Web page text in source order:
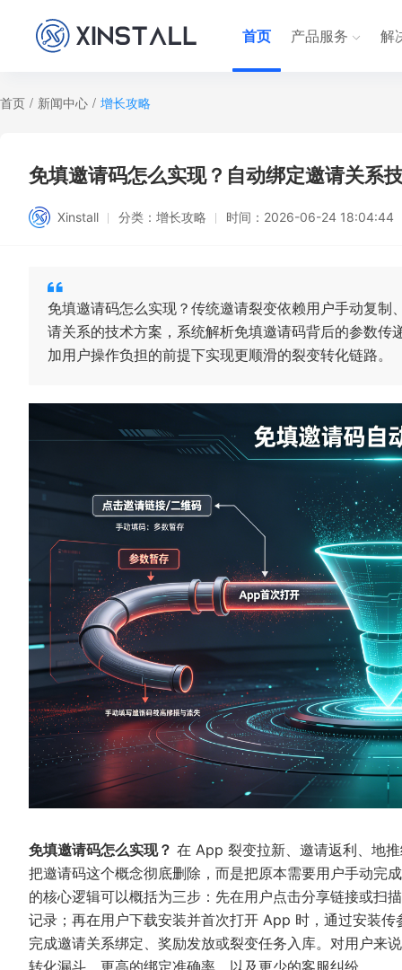
首页 产品服务 解
首页 / 新闻中心 / 增长攻略
免填邀请码怎么实现？自动绑定邀请关系
Xinstall 分类： 增长攻略 时间： 2026-06-24 18:04:44
免填邀请码怎么实现？传统邀请裂变依赖用户手动复
请关系的技术方案，系统解析免填邀请码背后的参数
加用户操作负担的前提下实现更顺滑的裂变转化链路。
免填邀请码怎么实现？ 在 App 裂变拉新、邀请返利、地
把邀请码这个概念彻底删除，而是把原本需要用户手动完
的核心逻辑可以概括为三步：先在用户点击分享链接或扫
记录；再在用户下载安装并首次打开 App 时，通过安装
完成邀请关系绑定、奖励发放或裂变任务入库。对用户来
转化漏斗、更高的绑定准确率，以及更少的客服纠纷。